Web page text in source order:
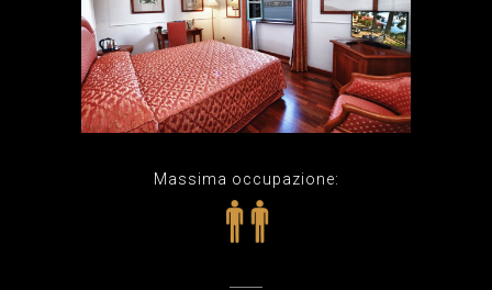
Massima occupazione: